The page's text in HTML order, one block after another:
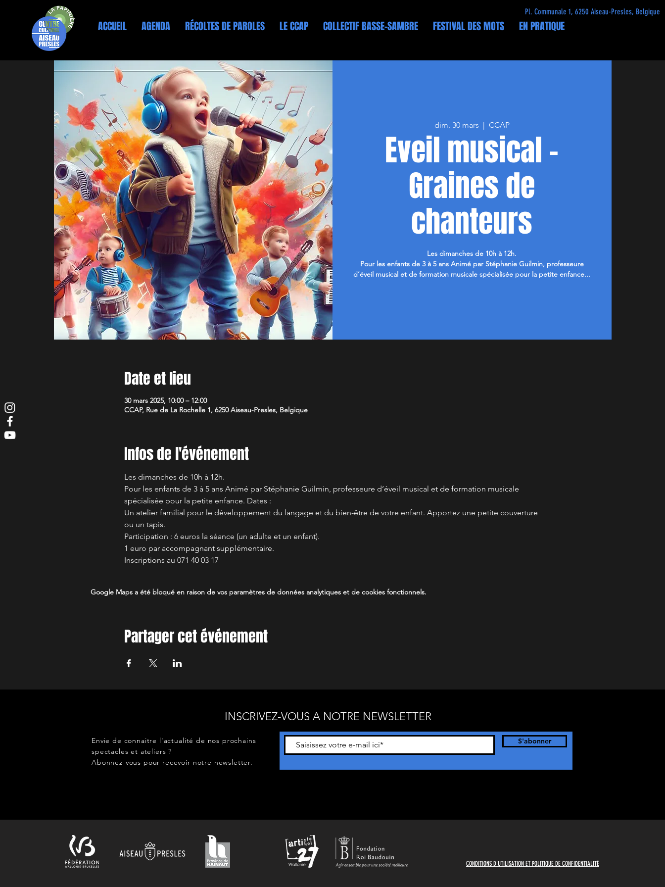
ACCUEIL AGENDA RÉCOLTES DE PAROLES LE CCAP COLLECTIF BASSE-SAMBRE FESTIVAL DES MOTS EN PRATIQUE
Pl. Communale 1, 6250 Aiseau-Presles, Belgique
dim. 30 mars
  |
CCAP
Eveil musical -
Graines de
chanteurs
Les dimanches de 10h à 12h.
Pour les enfants de 3 à 5 ans Animé par Stéphanie Guilmin, professeure
d’éveil musical et de formation musicale spécialisée pour la petite enfance...
Date et lieu
30 mars 2025, 10:00 – 12:00
CCAP, Rue de La Rochelle 1, 6250 Aiseau-Presles, Belgique
Infos de l'événement
Les dimanches de 10h à 12h.
Pour les enfants de 3 à 5 ans Animé par Stéphanie Guilmin, professeure d’éveil musical et de formation musicale
spécialisée pour la petite enfance. Dates :
Un atelier familial pour le développement du langage et du bien-être de votre enfant. Apportez une petite couverture
ou un tapis.
Participation : 6 euros la séance (un adulte et un enfant).
1 euro par accompagnant supplémentaire.
Inscriptions au 071 40 03 17
Google Maps a été bloqué en raison de vos paramètres de données analytiques et de cookies fonctionnels.
Partager cet événement
INSCRIVEZ-VOUS A NOTRE NEWSLETTER
Envie de connaitre l'actualité de nos prochains
spectacles et ateliers ?
Abonnez-vous pour recevoir notre newsletter.
S'abonner
CONDITIONS D'UTILISATION ET POLITIQUE DE CONFIDENTIALITÉ